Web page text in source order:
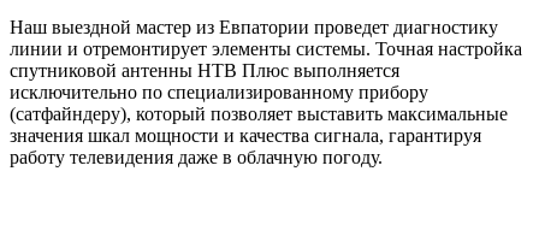
Наш выездной мастер из Евпатории проведет диагностику
линии и отремонтирует элементы системы. Точная настройка
спутниковой антенны НТВ Плюс выполняется
исключительно по специализированному прибору
(сатфайндеру), который позволяет выставить максимальные
значения шкал мощности и качества сигнала, гарантируя
работу телевидения даже в облачную погоду.